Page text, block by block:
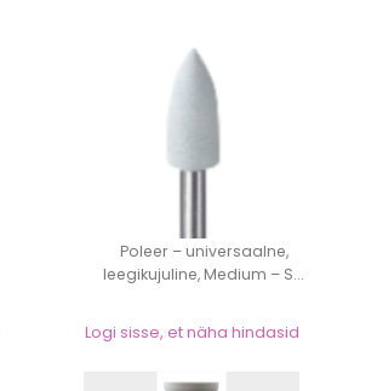
Poleer – universaalne,
leegikujuline, Medium – S...
Logi sisse, et näha hindasid